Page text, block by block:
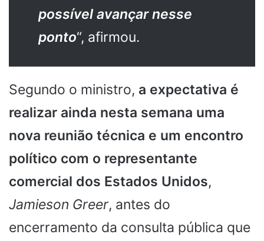
possível avançar nesse
ponto“, afirmou.
Segundo o ministro, a expectativa é
realizar ainda nesta semana uma
nova reunião técnica e um encontro
político com o representante
comercial dos Estados Unidos,
Jamieson Greer, antes do
encerramento da consulta pública que